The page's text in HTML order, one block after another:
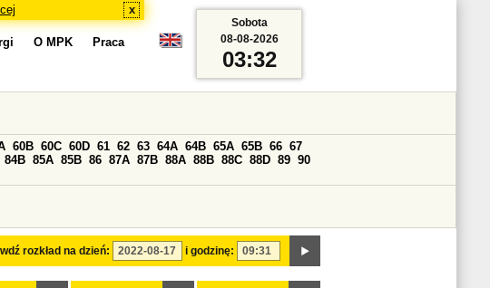
x
O MPK Praca
rozkład na dzień: i godzinę:
60B 60C 60D 61 62 63 64A 64B 65A 65B 66 67
84B 85A 85B 86 87A 87B 88A 88B 88C 88D 89 90
Sobota
08-08-2026
03:32